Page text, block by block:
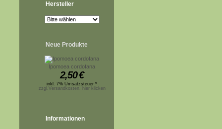
Hersteller
Neue Produkte
Ipomoea cordofana
2,50€
inkl. 7% Umsatzsteuer *
zzgl.Versandkosten, hier klicken
Informationen